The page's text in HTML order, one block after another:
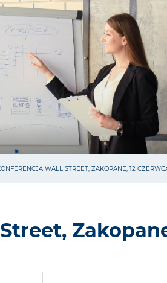
WALL STREET, ZAKOPANE, 12